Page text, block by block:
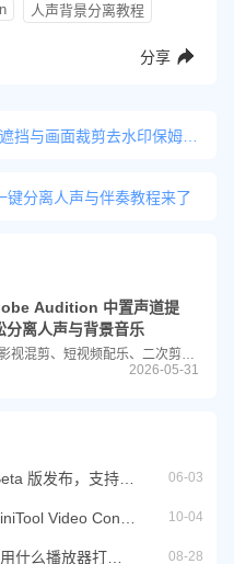
人声背景分离教程
分享
Adobe Premiere 模糊遮挡与画面裁剪去水印保姆级教程
键分离人声与伴奏教程来了
Audition 中置声道提
分离人声与背景音乐
日常制作影视混剪、短视频配乐、二次剪辑创作时，常常需要拆分视频原声，单独提取纯净背景音乐，或是单独保留人物台词。借助音频中置声道分离技术，就能快速实现人声与伴奏拆分，下面为大家详解原理与实操步骤。
2026-05-31
视频剪辑软件 Shotcut 26.2 Beta 版发布，支持 OpenFX 插件 06-03
不知道如何录制电脑桌面？MiniTool Video Converter 轻松录制电脑桌面教程 10-04
什么是WMV格式？WMV格式用什么播放器打开？ 08-28